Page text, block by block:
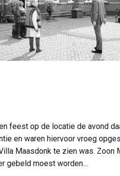
feest op de locatie de avond
en waren hiervoor vroeg
Maasdonk te zien was. Zoon
gebeld moest worden…